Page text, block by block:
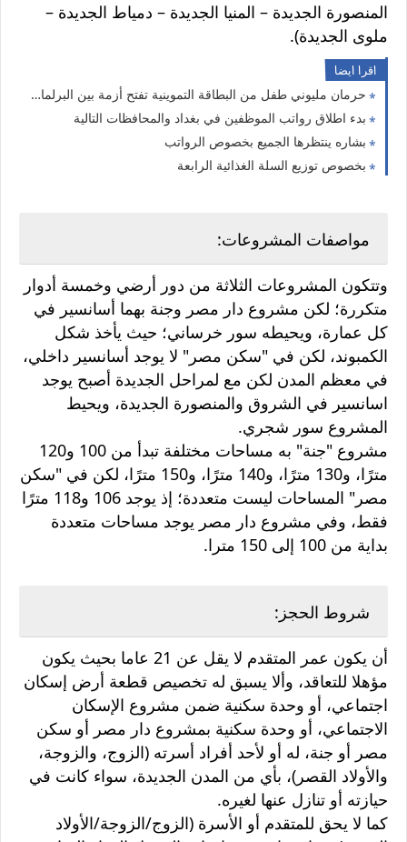
المنصورة الجديدة – المنيا الجديدة – دمياط الجديدة –
ملوى الجديدة).
اقرا ايضا
حرمان مليوني طفل من البطاقة التموينية تفتح أزمة بين البرلمان ووزارة التجارة
بدء اطلاق رواتب الموظفين في بغداد والمحافظات التالية
بشاره ينتظرها الجميع بخصوص الرواتب
بخصوص توزيع السلة الغذائية الرابعة
مواصفات المشروعات:
وتتكون المشروعات الثلاثة من دور أرضي وخمسة أدوار
متكررة؛ لكن مشروع دار مصر وجنة بهما أسانسير في
كل عمارة، ويحيطه سور خرساني؛ حيث يأخذ شكل
الكمبوند، لكن في "سكن مصر" لا يوجد أسانسير داخلي،
في معظم المدن لكن مع لمراحل الجديدة أصبح يوجد
اسانسير في الشروق والمنصورة الجديدة، ويحيط
المشروع سور شجري.
مشروع "جنة" به مساحات مختلفة تبدأ من 100 و120
مترًا، و130 مترًا، و140 مترًا، و150 مترًا، لكن في "سكن
مصر" المساحات ليست متعددة؛ إذ يوجد 106 و118 مترًا
فقط، وفي مشروع دار مصر يوجد مساحات متعددة
بداية من 100 إلى 150 مترا.
شروط الحجز:
أن يكون عمر المتقدم لا يقل عن 21 عاما بحيث يكون
مؤهلا للتعاقد، وألا يسبق له تخصيص قطعة أرض إسكان
اجتماعي، أو وحدة سكنية ضمن مشروع الإسكان
الاجتماعي، أو وحدة سكنية بمشروع دار مصر أو سكن
مصر أو جنة، له أو لأحد أفراد أسرته (الزوج، والزوجة،
والأولاد القصر)، بأي من المدن الجديدة، سواء كانت في
حيازته أو تنازل عنها لغيره.
كما لا يحق للمتقدم أو الأسرة (الزوج/الزوجة/الأولاد